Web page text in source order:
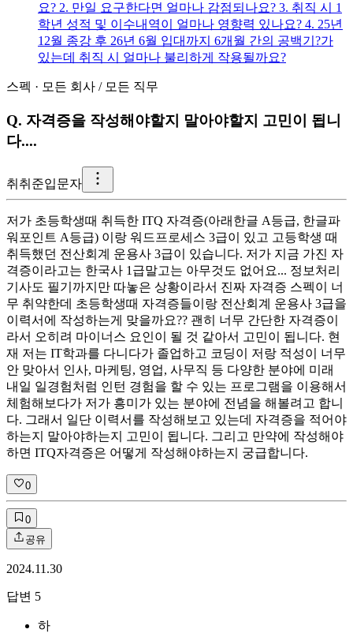
요? 2. 만일 요구한다면 얼마나 감점되나요? 3. 취직 시 1
학년 성적 및 이수내역이 얼마나 영향력 있나요? 4. 25년
12월 종강 후 26년 6월 입대까지 6개월 간의 공백기?가
있는데 취직 시 얼마나 불리하게 작용될까요?
스펙 · 모든 회사 / 모든 직무
Q. 자격증을 작성해야할지 말아야할지 고민이 됩니
다....
취 취준입문자
저가 초등학생때 취득한 ITQ 자격증(아래한글 A등급, 한글파
워포인트 A등급) 이랑 워드프로세스 3급이 있고 고등학생 때
취득했던 전산회계 운용사 3급이 있습니다. 저가 지금 가진 자
격증이라고는 한국사 1급말고는 아무것도 없어요... 정보처리
기사도 필기까지만 따놓은 상황이라서 진짜 자격증 스펙이 너
무 취약한데 초등학생때 자격증들이랑 전산회계 운용사 3급을
이력서에 작성하는게 맞을까요?? 괜히 너무 간단한 자격증이
라서 오히려 마이너스 요인이 될 것 같아서 고민이 됩니다. 현
재 저는 IT학과를 다니다가 졸업하고 코딩이 저랑 적성이 너무
안 맞아서 인사, 마케팅, 영업, 사무직 등 다양한 분야에 미래
내일 일경험처럼 인턴 경험을 할 수 있는 프로그램을 이용해서
체험해보다가 저가 흥미가 있는 분야에 전념을 해볼려고 합니
다. 그래서 일단 이력서를 작성해보고 있는데 자격증을 적어야
하는지 말아야하는지 고민이 됩니다. 그리고 만약에 작성해야
하면 ITQ자격증은 어떻게 작성해야하는지 궁급합니다.
0
0
공유
2024.11.30
답변 5
하